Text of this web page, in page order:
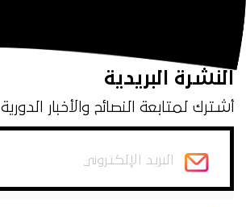
النشرة البريدية
أشترك لمتابعة النصائح والأخبار الدورية